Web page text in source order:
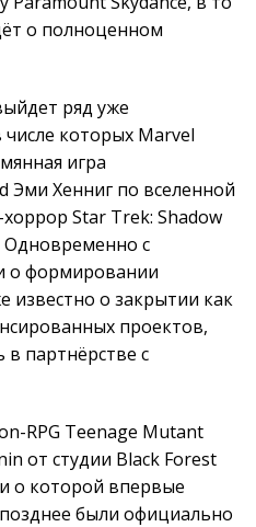
о полноценном
ряд уже
которых Marvel
игра
Эми Хенниг по вселенной
Star Trek: Shadow
Одновременно с
о формировании
известно о закрытии как
проектов,
в партнёрстве с
RPG Teenage Mutant
от студии Black Forest
о которой впервые
позднее были официально